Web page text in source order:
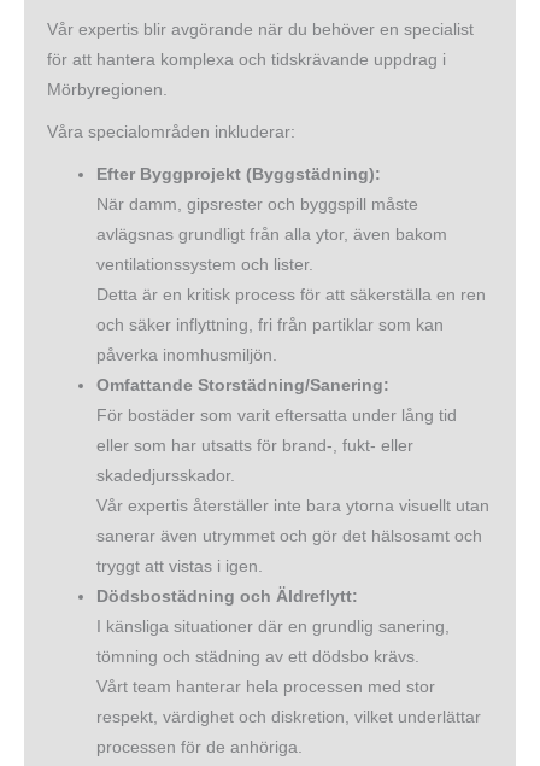
Vår expertis blir avgörande när du behöver en specialist
för att hantera komplexa och tidskrävande uppdrag i
Mörbyregionen.
Våra specialområden inkluderar:
Efter Byggprojekt (Byggstädning):
När damm, gipsrester och byggspill måste
avlägsnas grundligt från alla ytor, även bakom
ventilationssystem och lister.
Detta är en kritisk process för att säkerställa en ren
och säker inflyttning, fri från partiklar som kan
påverka inomhusmiljön.
Omfattande Storstädning/Sanering:
För bostäder som varit eftersatta under lång tid
eller som har utsatts för brand-, fukt- eller
skadedjursskador.
Vår expertis återställer inte bara ytorna visuellt utan
sanerar även utrymmet och gör det hälsosamt och
tryggt att vistas i igen.
Dödsbostädning och Äldreflytt:
I känsliga situationer där en grundlig sanering,
tömning och städning av ett dödsbo krävs.
Vårt team hanterar hela processen med stor
respekt, värdighet och diskretion, vilket underlättar
processen för de anhöriga.